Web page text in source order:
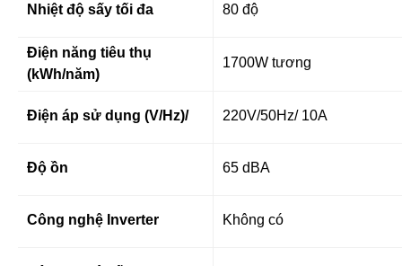
Nhiệt độ sấy tối đa 80 độ
Điện năng tiêu thụ
(kWh/năm)
1700W tương
Điện áp sử dụng (V/Hz)/ 220V/50Hz/ 10A
Độ ồn 65 dBA
Công nghệ Inverter Không có